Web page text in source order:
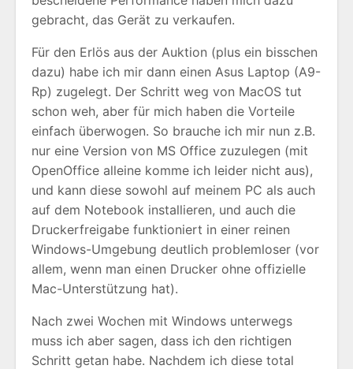
gebracht, das Gerät zu verkaufen.
Für den Erlös aus der Auktion (plus ein bisschen
dazu) habe ich mir dann einen Asus Laptop (A9-
Rp) zugelegt. Der Schritt weg von MacOS tut
schon weh, aber für mich haben die Vorteile
einfach überwogen. So brauche ich mir nun z.B.
nur eine Version von MS Office zuzulegen (mit
OpenOffice alleine komme ich leider nicht aus),
und kann diese sowohl auf meinem PC als auch
auf dem Notebook installieren, und auch die
Druckerfreigabe funktioniert in einer reinen
Windows-Umgebung deutlich problemloser (vor
allem, wenn man einen Drucker ohne offizielle
Mac-Unterstützung hat).
Nach zwei Wochen mit Windows unterwegs
muss ich aber sagen, dass ich den richtigen
Schritt getan habe. Nachdem ich diese total